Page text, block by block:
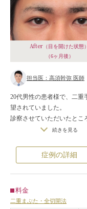
After （目を開けた状態）
（6ヶ月後）
担当医：高須幹弥 医師
20代男性の患者様で、二重
望されていました。
診察させていただいたとこ
ともほぼ一重まぶただった
きものがありました。
患者様は埋没法ではなく、
切開法を希望されていたた
した。
手術は局所麻酔下に行い、
続きを見る
症例の詳細
料金
二重まぶた・全切開法